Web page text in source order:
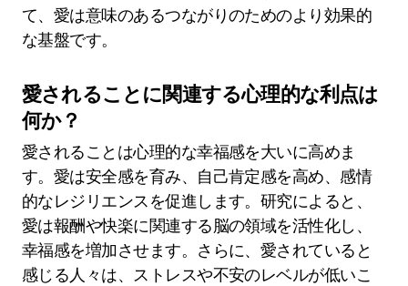
て、愛は意味のあるつながりのためのより効果的
な基盤です。
愛されることに関連する心理的な利点は
何か？
愛されることは心理的な幸福感を大いに高めま
す。愛は安全感を育み、自己肯定感を高め、感情
的なレジリエンスを促進します。研究によると、
愛は報酬や快楽に関連する脳の領域を活性化し、
幸福感を増加させます。さらに、愛されていると
感じる人々は、ストレスや不安のレベルが低いこ